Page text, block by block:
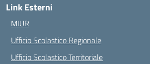
Link Esterni
MIUR
Ufficio Scolastico Regionale
Ufficio Scolastico Territoriale